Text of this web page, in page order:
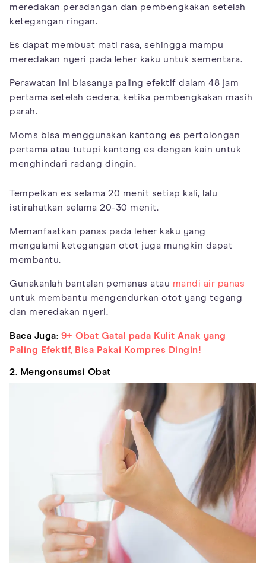
meredakan peradangan dan pembengkakan setelah
ketegangan ringan.
Es dapat membuat mati rasa, sehingga mampu
meredakan nyeri pada leher kaku untuk sementara.
Perawatan ini biasanya paling efektif dalam 48 jam
pertama setelah cedera, ketika pembengkakan masih
parah.
Moms bisa menggunakan kantong es pertolongan
pertama atau tutupi kantong es dengan kain untuk
menghindari radang dingin.
Tempelkan es selama 20 menit setiap kali, lalu
istirahatkan selama 20-30 menit.
Memanfaatkan panas pada leher kaku yang
mengalami ketegangan otot juga mungkin dapat
membantu.
Gunakanlah bantalan pemanas atau mandi air panas
untuk membantu mengendurkan otot yang tegang
dan meredakan nyeri.
Baca Juga: 9+ Obat Gatal pada Kulit Anak yang
Paling Efektif, Bisa Pakai Kompres Dingin!
2. Mengonsumsi Obat